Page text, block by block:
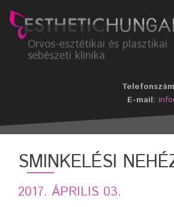
Orvos-esztétikai és plasztikai
sebészeti klinika
E-mail:
SMINKELÉSI
2017. ÁPRILIS 03.